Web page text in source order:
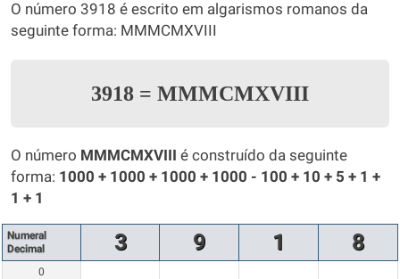
O número 3918 é escrito em algarismos romanos da
seguinte forma: MMMCMXVIII
3918 = MMMCMXVIII
O número MMMCMXVIII é construído da seguinte
forma: 1000 + 1000 + 1000 + 1000 - 100 + 10 + 5 + 1 +
1 + 1
Numeral
Decimal
3 9 1 8
0